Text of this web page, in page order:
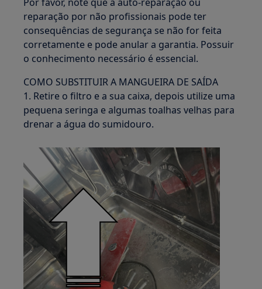
reparação por não profissionais pode ter
consequências de segurança se não for feita
corretamente e pode anular a garantia. Possuir
o conhecimento necessário é essencial.
COMO SUBSTITUIR A MANGUEIRA DE SAÍDA
1. Retire o filtro e a sua caixa, depois utilize uma
pequena seringa e algumas toalhas velhas para
drenar a água do sumidouro.